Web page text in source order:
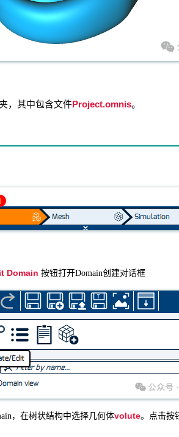
，其中包含文件Project.omnis。
Domain 按钮打开Domain创建对话框
，在树状结构中选择几何体volute。点击按